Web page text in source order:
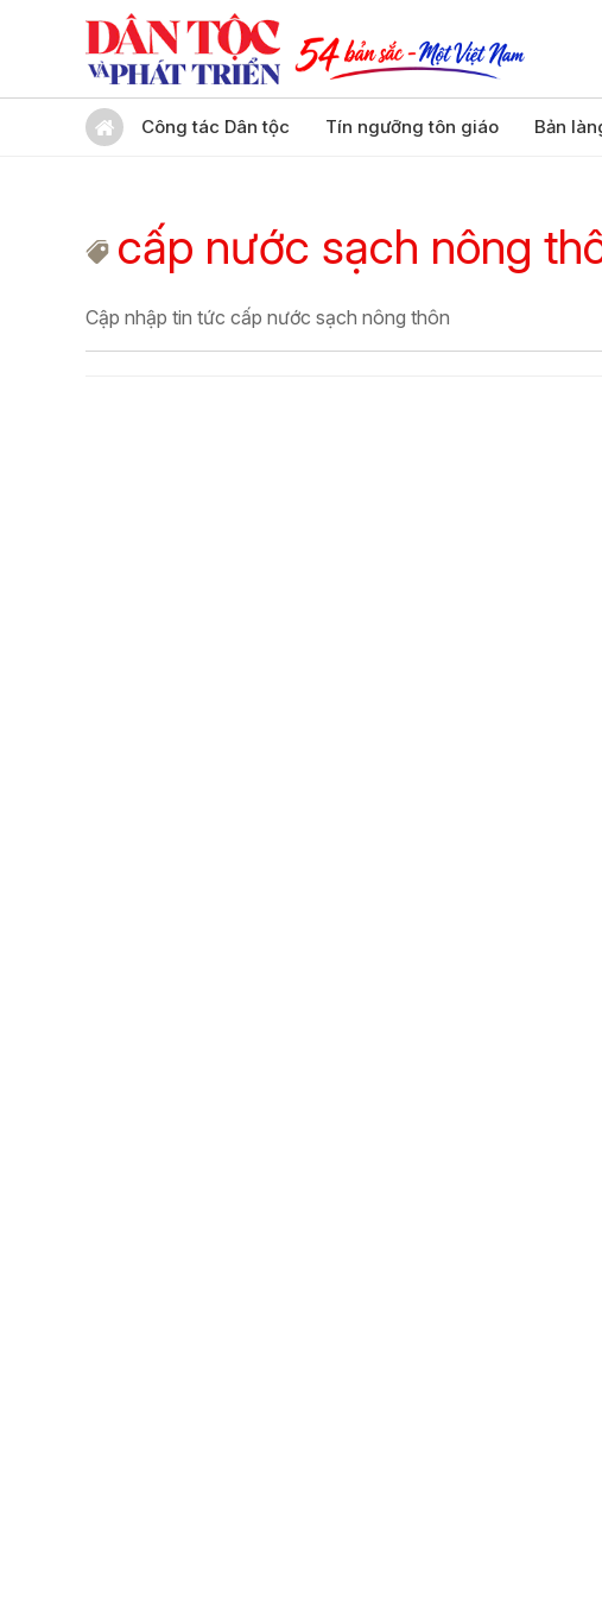
Công tác Dân tộc Tín ngưỡng tôn giáo Bản
cấp nước sạch nông
Cập nhập tin tức cấp nước sạch nông thôn